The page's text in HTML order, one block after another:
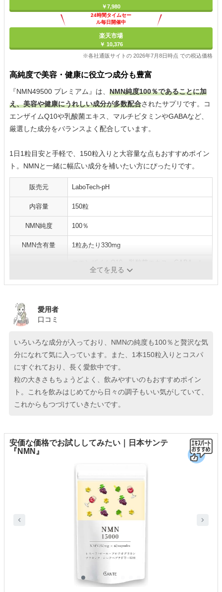
￥7,980
24時間タイムセー
ル毎日開催中
楽天市場
￥ 10,376
※各社通販サイトの 2026年7月8日時点 での税込価格
高純度で美容・健康に役立つ成分も豊富
『NMN49500 プレミアム』は、 NMN純度100％であることに加
え、美容や健康にうれしい成分が多数配合されたサプリです。コ
エンザイムQ10や乳酸菌エキス、マルチビタミンやGABAなど、
厳選した成分をバランスよく配合しています。
1日1粒目安と手軽で、150粒入りと大容量な点もおすすめポイン
ト。NMNと一緒に幅広い成分を補いたい方にぴったりです。
販売元 LaboTech-pH
内容量 150粒
NMN純度 100％
NMN含有量 1粒あたり330mg
べスラトロール、ビオチン、マルチビタミン
全てを見る
愛用者
口コミ
いろいろな成分が入っており、NMNの純度も100％と贅沢な気
分になれて気に入っています。また、1本150粒入りとコスパ
にすぐれており、長く愛飲中です。
粒の大きさもちょうどよく、飲みやすいのもおすすめポイン
ト。これを飲みはじめてから日々の調子もいい気がしていて、
これからもつづけていきたいです。
安価な価格でお試ししてみたい｜日本サンテ
『NMN』